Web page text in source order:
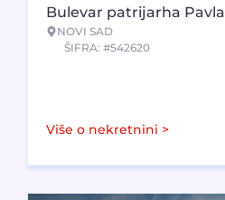
Bulevar patrijarha Pavla
NOVI SAD
ŠIFRA: #542620
Više o nekretnini >